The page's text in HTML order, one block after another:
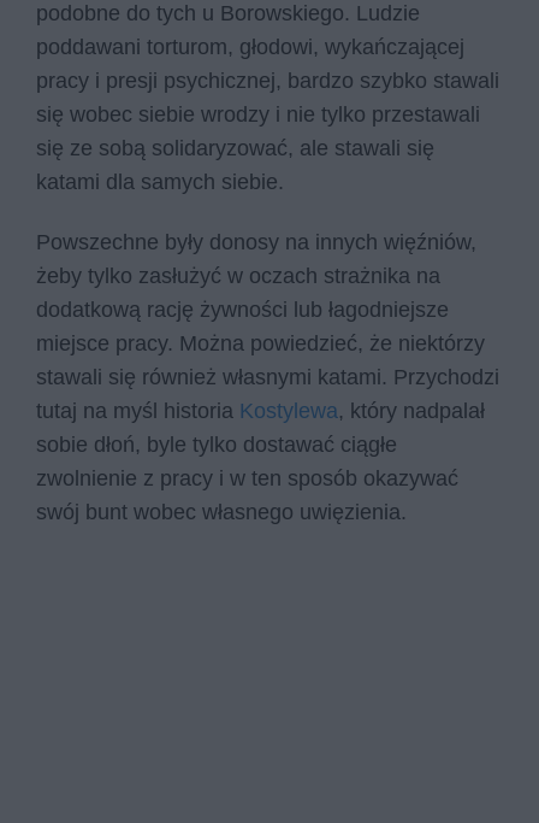
podobne do tych u Borowskiego. Ludzie
poddawani torturom, głodowi, wykańczającej
pracy i presji psychicznej, bardzo szybko stawali
się wobec siebie wrodzy i nie tylko przestawali
się ze sobą solidaryzować, ale stawali się
katami dla samych siebie.
Powszechne były donosy na innych więźniów,
żeby tylko zasłużyć w oczach strażnika na
dodatkową rację żywności lub łagodniejsze
miejsce pracy. Można powiedzieć, że niektórzy
stawali się również własnymi katami. Przychodzi
tutaj na myśl historia Kostylewa, który nadpalał
sobie dłoń, byle tylko dostawać ciągłe
zwolnienie z pracy i w ten sposób okazywać
swój bunt wobec własnego uwięzienia.